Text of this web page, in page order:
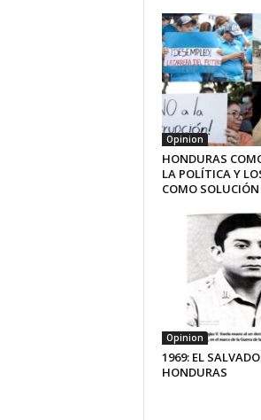
Opinion
HONDURAS
LA POLÍTICA Y
COMO
Opinion
1969: EL
HONDURAS